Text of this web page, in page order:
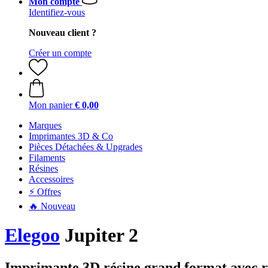
Identifiez-vous
Nouveau client ?
Créer un compte
Mon panier € 0,00
Marques
Imprimantes 3D & Co
Pièces Détachées & Upgrades
Filaments
Résines
Accessoires
⚡ Offres
🔥 Nouveau
Elegoo Jupiter 2